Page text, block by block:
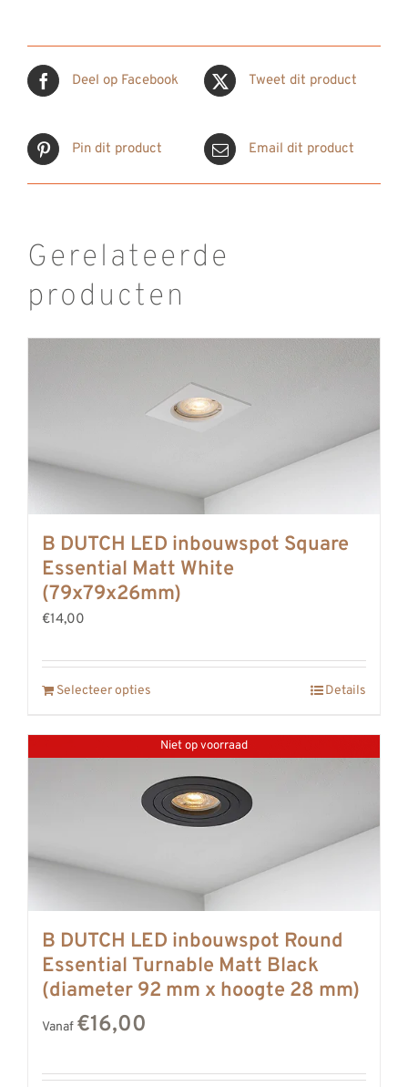
Deel op Facebook Tweet dit product
Pin dit product Email dit product
Gerelateerde
producten
B DUTCH LED inbouwspot Square
Essential Matt White
(79x79x26mm)
€14,00
Selecteer opties Details
Niet op voorraad
B DUTCH LED inbouwspot Round
Essential Turnable Matt Black
(diameter 92 mm x hoogte 28 mm)
Vanaf €16,00